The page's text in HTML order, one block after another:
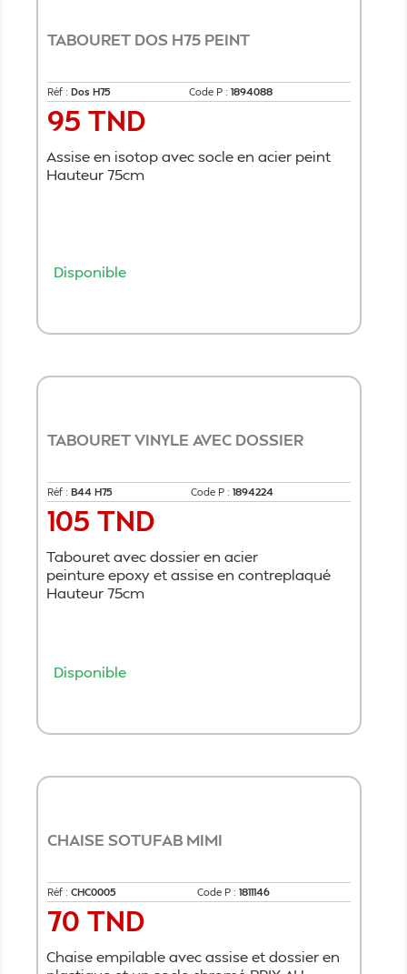
TABOURET DOS H75 PEINT
Réf : Dos H75 Code P : 1894088
Prix
95 TND
Assise en isotop avec socle en acier peint
Hauteur 75cm
Disponible
TABOURET VINYLE AVEC DOSSIER
Réf : B44 H75 Code P : 1894224
Prix
105 TND
Tabouret avec dossier en acier
peinture epoxy et assise en contreplaqué
Hauteur 75cm
Disponible
CHAISE SOTUFAB MIMI
Réf : ​CHC0005 Code P : 1811146
Prix
70 TND
Chaise empilable avec assise et dossier en